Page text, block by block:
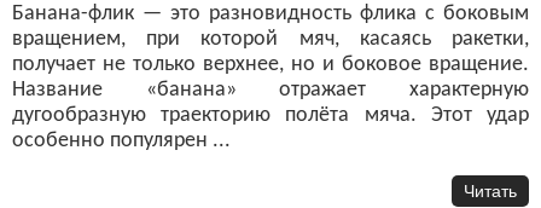
Банана-флик — это разновидность флика с боковым
вращением, при которой мяч, касаясь ракетки,
получает не только верхнее, но и боковое вращение.
Название «банана» отражает характерную
дугообразную траекторию полёта мяча. Этот удар
особенно популярен ...
Читать